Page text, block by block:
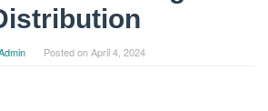
Posted onApril 4, 2024